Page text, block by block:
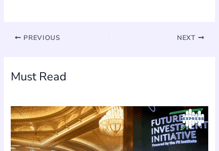
PREVIOUS NEXT
Must Read